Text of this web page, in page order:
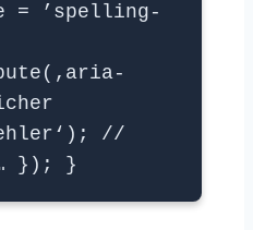
= ’spelling-
//
}); }